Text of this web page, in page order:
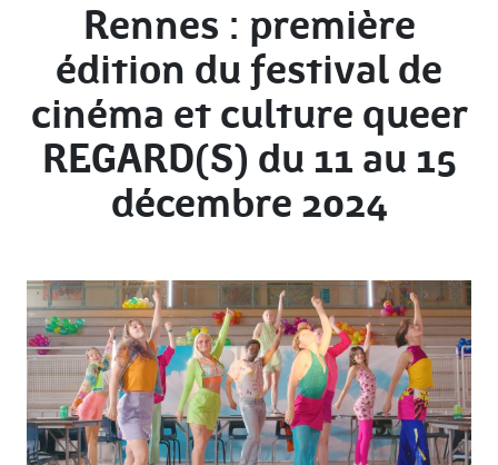
Rennes : première
édition du festival de
cinéma et culture queer
REGARD(S) du 11 au 15
décembre 2024